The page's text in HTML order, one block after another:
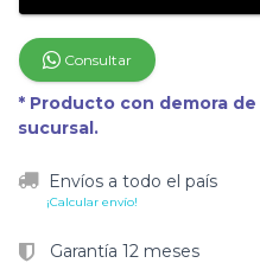
Consultar
* Producto con demora
sucursal.
Envíos a todo el país
¡Calcular envío!
Garantía 12 meses